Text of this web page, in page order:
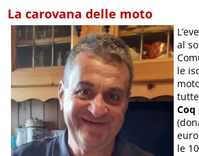
La carovana delle moto
al
le
Coq
le